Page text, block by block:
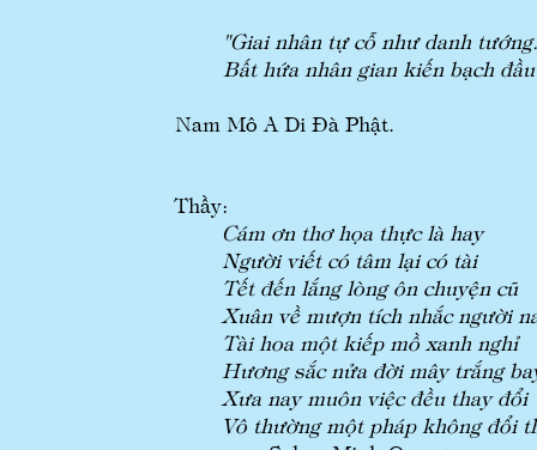
"Giai nhân tự cỗ như danh tướng.
Bất hứa nhân gian kiến bạch
Nam Mô A Di Đà Phật.
Thầy:
Cám ơn thơ họa thực là hay
Người viết có tâm lại có tài
Tết đến lắng lòng ôn chuyện cũ
Xuân về mượn tích nhắc người
Tài hoa một kiếp mồ xanh nghỉ
Hương sắc nửa đời mây trắng
Xưa nay muôn việc đều thay đổi
Vô thường một pháp không đổi